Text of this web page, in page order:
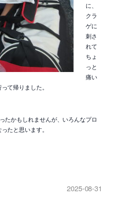
に、
クラ
ゲに
刺さ
れて
ちょ
っと
痛い
て帰りました。
たかもしれませんが、いろんなプロ
たと思います。
2025-08-31